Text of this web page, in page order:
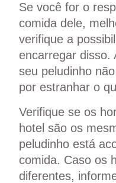
Se você for o
comida dele,
verifique a
encarregar disso.
seu peludinho
por estranhar o
Verifique se os
hotel são os
peludinho está
comida. Caso os
diferentes,